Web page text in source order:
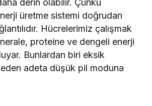
derin olabilir. Çünkü
üretme sistemi doğrudan
Hücrelerimiz çalışmak
proteine ve dengeli enerji
Bunlardan biri eksik
adeta düşük pil moduna